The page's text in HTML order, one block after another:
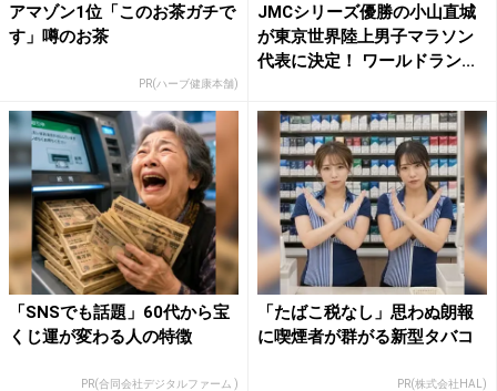
アマゾン1位「このお茶ガチで
す」噂のお茶
PR(ハーブ健康本舗)
JMCシリーズ優勝の小山直城
が東京世界陸上男子マラソン
代表に決定！ ワールドラン...
「SNSでも話題」60代から宝
くじ運が変わる人の特徴
PR(合同会社デジタルファーム )
「たばこ税なし」思わぬ朗報
に喫煙者が群がる新型タバコ
PR(株式会社HAL)